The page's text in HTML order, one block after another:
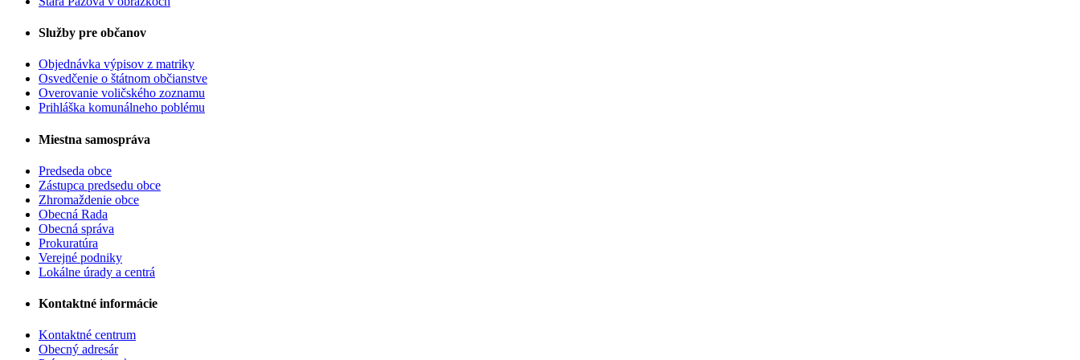
Služby pre občanov
Objednávka výpisov z matriky
Osvedčenie o štátnom občianstve
Overovanie voličského zoznamu
Prihláška komunálneho poblému
Miestna samospráva
Predseda obce
Zástupca predsedu obce
Zhromaždenie obce
Obecná Rada
Obecná správa
Prokuratúra
Verejné podniky
Lokálne úrady a centrá
Kontaktné informácie
Kontaktné centrum
Obecný adresár